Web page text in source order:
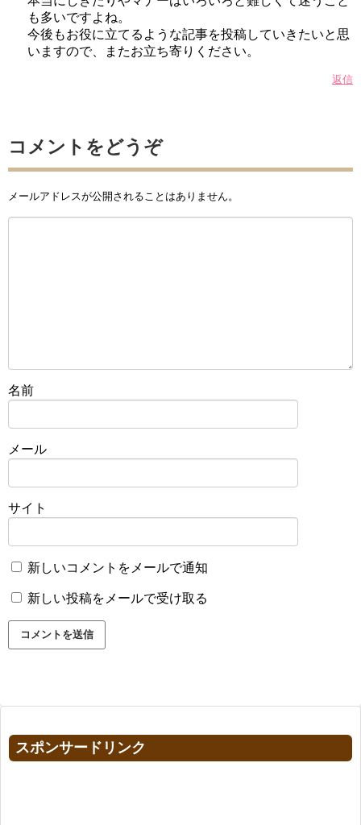
も多いですよね。
今後もお役に立てるような記事を投稿していきたいと思
いますので、またお立ち寄りください。
返信
コメントをどうぞ
メールアドレスが公開されることはありません。
名前
メール
サイト
新しいコメントをメールで通知
新しい投稿をメールで受け取る
スポンサードリンク